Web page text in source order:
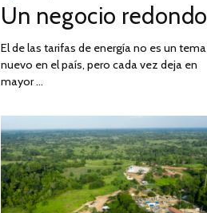
ON
DE
DE
2022
Un negocio redondo
El de las tarifas de energía no es un tema
nuevo en el país, pero cada vez deja en
mayor …